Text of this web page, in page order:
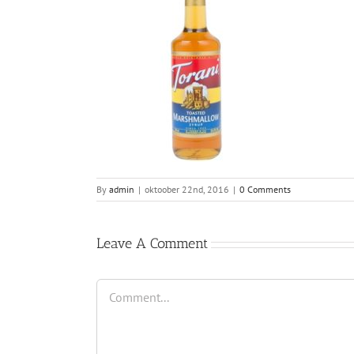
By admin | oktoober 22nd, 2016 | 0 Comments
Leave A Comment
Comment